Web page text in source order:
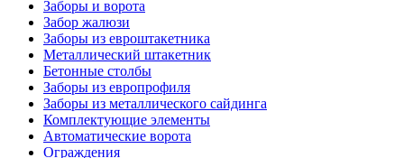
Заборы и ворота
Забор жалюзи
Заборы из евроштакетника
Металлический штакетник
Бетонные столбы
Заборы из европрофиля
Заборы из металлического сайдинга
Комплектующие элементы
Автоматические ворота
Ограждения